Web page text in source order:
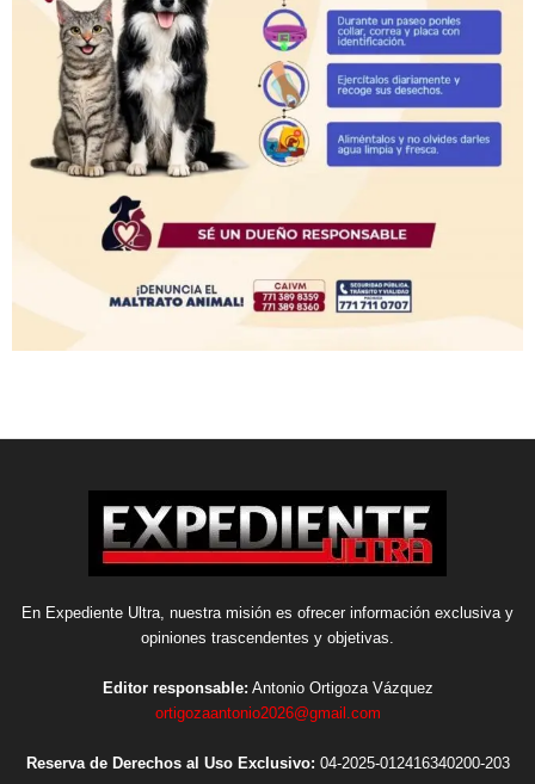
En Expediente Ultra, nuestra misión es ofrecer información exclusiva y
opiniones trascendentes y objetivas.
Editor responsable: Antonio Ortigoza Vázquez
ortigozaantonio2026@gmail.com
Reserva de Derechos al Uso Exclusivo: 04-2025-012416340200-203